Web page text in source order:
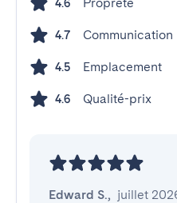
4.6
4.7 Communication
4.5 Emplacement
4.6 Qualité-prix
Edward S., juillet